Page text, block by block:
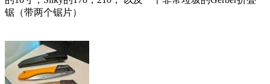
锯（带两个锯片）